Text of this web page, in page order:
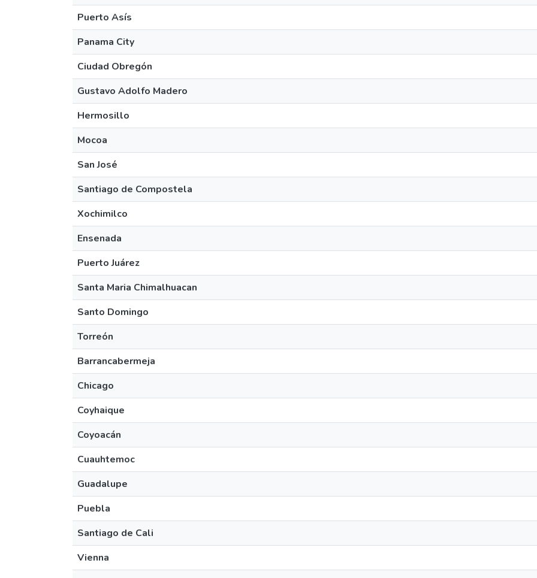
Puerto Asís
Panama City
Ciudad Obregón
Gustavo Adolfo Madero
Hermosillo
Mocoa
San José
Santiago de Compostela
Xochimilco
Ensenada
Puerto Juárez
Santa Maria Chimalhuacan
Santo Domingo
Torreón
Barrancabermeja
Chicago
Coyhaique
Coyoacán
Cuauhtemoc
Guadalupe
Puebla
Santiago de Cali
Vienna